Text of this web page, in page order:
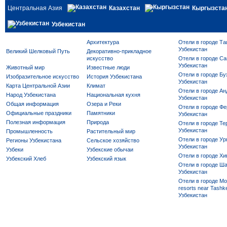
Центральная Азия Казахстан
Узбекистан
Архитектура
Великий Шелковый Путь
Декоративно-прикладное
искусство
Животный мир
Известные люди
Изобразительное искусство
История Узбекистана
Карта Центральной Азии
Климат
Народ Узбекистана
Национальная кухня
Общая информация
Озера и Реки
Официальные праздники
Памятники
Полезная информация
Природа
Промышленность
Растительный мир
Регионы Узбекистана
Сельское хозяйство
Узбеки
Узбекские обычаи
Узбекский Хлеб
Узбекский язык
Отели в городе
Узбекистан
Отели в городе
Узбекистан
Отели в городе
Узбекистан
Отели в городе
Узбекистан
Отели в городе
Узбекистан
Отели в городе
Узбекистан
Отели в городе
Узбекистан
Отели в городе
Отели в городе
Узбекистан
Отели в городе
resorts near
Узбекистан